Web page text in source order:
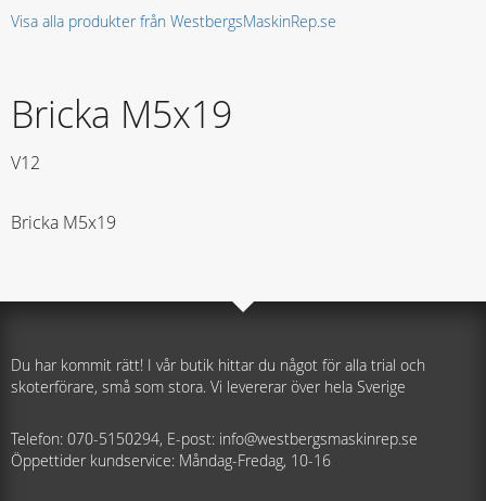
Visa alla produkter från WestbergsMaskinRep.se
Bricka M5x19
V12
Bricka M5x19
Du har kommit rätt! I vår butik hittar du något för alla trial och
skoterförare, små som stora. Vi levererar över hela Sverige
Telefon: 070-5150294, E-post: info@westbergsmaskinrep.se
Öppettider kundservice: Måndag-Fredag, 10-16